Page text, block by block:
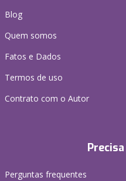
Blog
Quem somos
Fatos e Dados
Termos de uso
Contrato com o Autor
Perguntas frequentes